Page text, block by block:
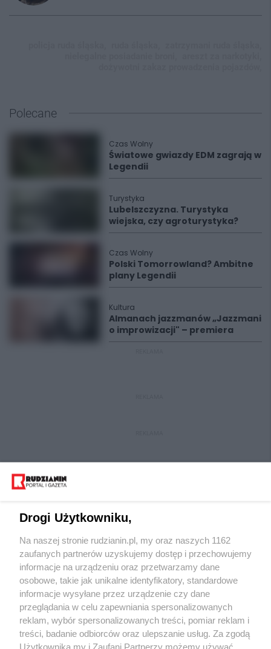
Polecane
Czas Wolny
Światowe gwiazdy EDM zagrają w
Legendii
Turystyka
Lubelszczyzna. Turystyka
wiejska, czy agroturystyka?
Czas Wolny
Polski Tomorrowland? Ambitne
plany Legendii
Kultura
Almanach jazzmanów „Jazzmani
o improwizacji" – premiera
Wydawca mediów lokalnych
Nie zapomnij
zapoznać się z:
polityką prywatności regulamin korzystania z portali
Drogi Użytkowniku,
Na naszej stronie rudzianin.pl, my oraz naszych 1162
zaufanych partnerów uzyskujemy dostęp i przechowujemy
informacje na urządzeniu oraz przetwarzamy dane
osobowe, takie jak unikalne identyfikatory, standardowe
informacje wysyłane przez urządzenie czy dane
przeglądania w celu zapewniania spersonalizowanych
reklam, wybór spersonalizowanych treści, pomiar reklam i
treści, badanie odbiorców oraz ulepszanie usług. Za zgodą
Użytkownika my i Zaufani Partnerzy możemy używać